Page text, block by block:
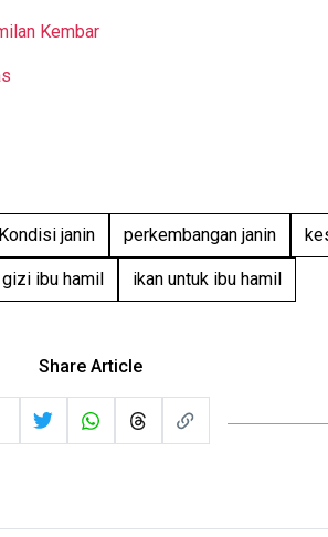
Kembar
Kondisi janin perkembangan janin
gizi ibu hamil ikan untuk ibu hamil
Share Article